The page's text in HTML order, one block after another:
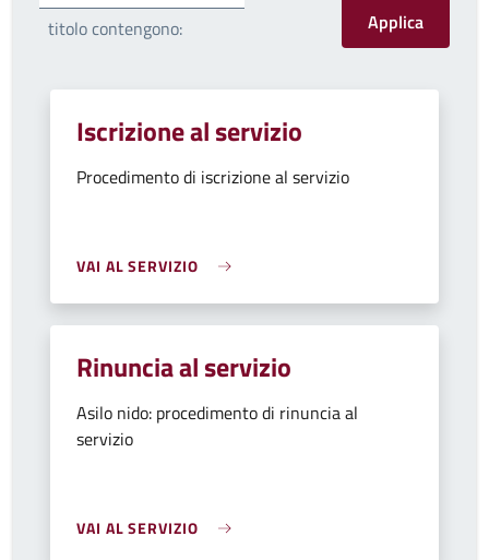
titolo contengono:
Iscrizione al servizio
Procedimento di iscrizione al servizio
VAI AL SERVIZIO
Rinuncia al servizio
Asilo nido: procedimento di rinuncia al
servizio
VAI AL SERVIZIO